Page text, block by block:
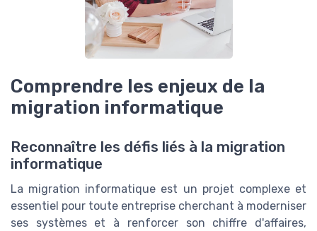
Comprendre les enjeux de la
migration informatique
Reconnaître les défis liés à la migration
informatique
La migration informatique est un projet complexe et
essentiel pour toute entreprise cherchant à moderniser
ses systèmes et à renforcer son chiffre d'affaires,